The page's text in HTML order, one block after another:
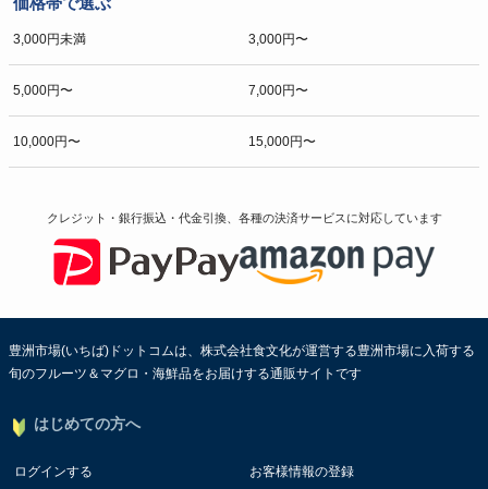
3,000円未満 3,000円〜
5,000円〜 7,000円〜
10,000円〜 15,000円〜
クレジット・銀行振込・代金引換、各種の決済サービスに対応しています
豊洲市場(いちば)ドットコムは、株式会社食文化が運営する豊洲市場に入荷する
旬のフルーツ＆マグロ・海鮮品をお届けする通販サイトです
はじめての方へ
ログインする お客様情報の登録